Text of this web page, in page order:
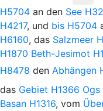
H5704 an den See
H4217, und bis H5704
H6160, das Salzmeer
H1870 Beth-Jesimot
H8478 den Abhängen
das Gebiet H1366 Ogs
Basan H1316, vom